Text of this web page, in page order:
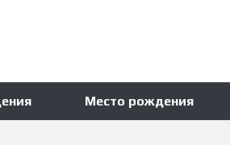
Место рождения